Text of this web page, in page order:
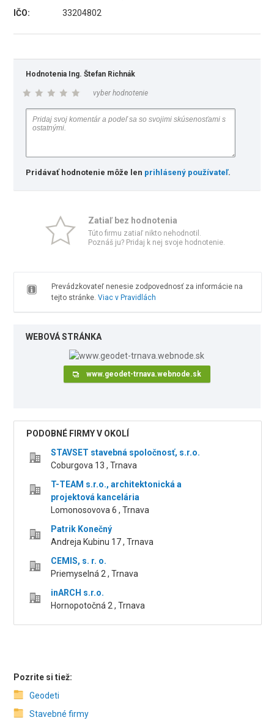
IČO:
33204802
Hodnotenia Ing. Štefan Richnák
vyber hodnotenie
Pridávať hodnotenie môže len prihlásený používateľ.
Zatiaľ bez hodnotenia
Túto firmu zatiaľ nikto nehodnotil.
Poznáš ju? Pridaj k nej svoje hodnotenie.
Prevádzkovateľ nenesie zodpovednosť za informácie na
tejto stránke. Viac v Pravidlách
WEBOVÁ STRÁNKA
www.geodet-trnava.webnode.sk
PODOBNÉ FIRMY V OKOLÍ
STAVSET stavebná spoločnosť, s.r.o.
Coburgova 13 , Trnava
T-TEAM s.r.o., architektonická a
projektová kancelária
Lomonosovova 6 , Trnava
Patrik Konečný
Andreja Kubinu 17 , Trnava
CEMIS, s. r. o.
Priemyselná 2 , Trnava
inARCH s.r.o.
Hornopotočná 2 , Trnava
Pozrite si tiež:
Geodeti
Stavebné firmy